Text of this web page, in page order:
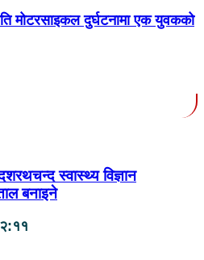
मोटरसाइकल दुर्घटनामा एक युवकको
स्वास्थ्य विज्ञान
बनाइने